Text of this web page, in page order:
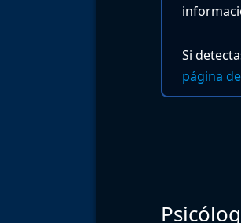
Si
página